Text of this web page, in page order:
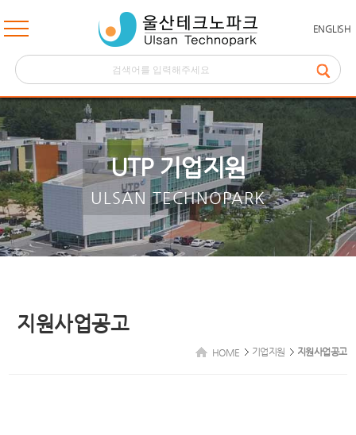
ENGLISH
UTP 기업지원
ULSAN TECHNOPARK
지원사업공고
HOME 기업지원 지원사업공고